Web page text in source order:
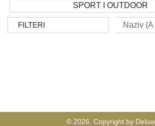
SPORT I OUTDOOR
FILTERI
© 2026. Copyright by